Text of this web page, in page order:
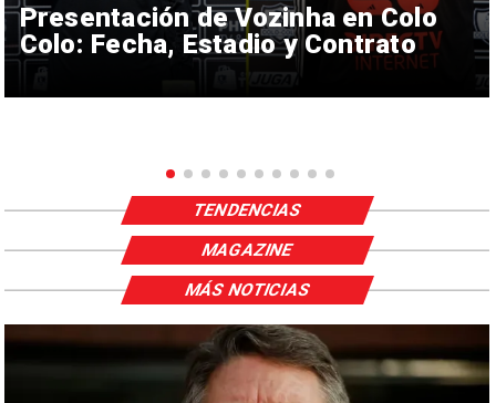
Presentación de Vozinha en Colo
Colo: Fecha, Estadio y Contrato
TENDENCIAS
MAGAZINE
MÁS NOTICIAS